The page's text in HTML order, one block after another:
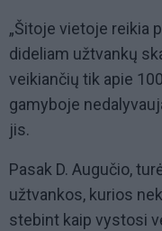
„Šitoje vietoje reikia
dideliam užtvankų
veikiančių tik apie
gamyboje
jis.
Pasak D. Augučio,
užtvankos, kurios
stebint kaip vystosi